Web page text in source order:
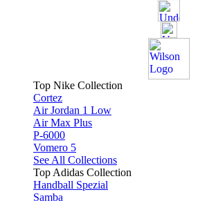
Top Nike Collection
Cortez
Air Jordan 1 Low
Air Max Plus
P-6000
Vomero 5
See All Collections
Top Adidas Collection
Handball Spezial
Samba